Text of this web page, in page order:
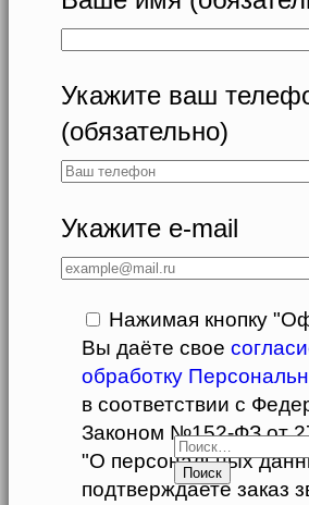
НАЙТИ:
Укажите ваш
(обязательно)
Укажите e-mail
Нажимая кнопку
Вы даёте свое
обработку
в соответствии с
Законом №152-ФЗ от
"О персональных
подтверждаете заказ